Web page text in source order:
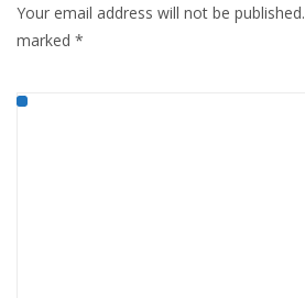
Your email address will not be published.
marked *